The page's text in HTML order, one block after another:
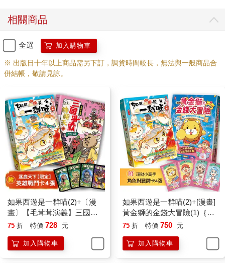
相關商品
全選 加入購物車
※ 出版日十年以上商品需另下訂，調貨時間較長，無法與一般商品合
併結帳，敬請見諒。
如果西遊是一群喵(2)+〔漫
畫〕【毛茸茸演義】三國爭
霸帥翻天(1)【二冊套書】(附
鬥卡４張）
75 折 特價 728 元
加入購物車
如果西遊是一群喵(2)+[漫畫]
黃金獅的金錢大冒險(1)｛附
✦理財小高手．角色對戰牌
75 折 特價 750 元
加入購物車